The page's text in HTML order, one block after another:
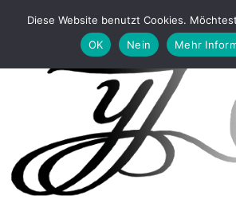
Diese Website benutzt Cookies.
OK
Nein Mehr